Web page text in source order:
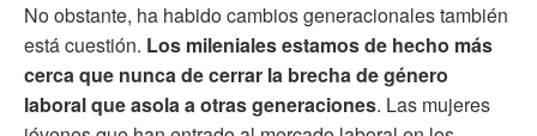
No obstante, ha habido cambios generacionales también
está cuestión. Los mileniales estamos de hecho más
cerca que nunca de cerrar la brecha de género
laboral que asola a otras generaciones. Las mujeres